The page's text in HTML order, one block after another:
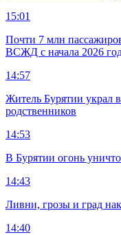
15:01
Почти 7 млн
ВСЖД с начала 2026
14:57
Житель Бурятии украл
родственников
14:53
В Бурятии огонь
14:43
Ливни, грозы и град
14:40